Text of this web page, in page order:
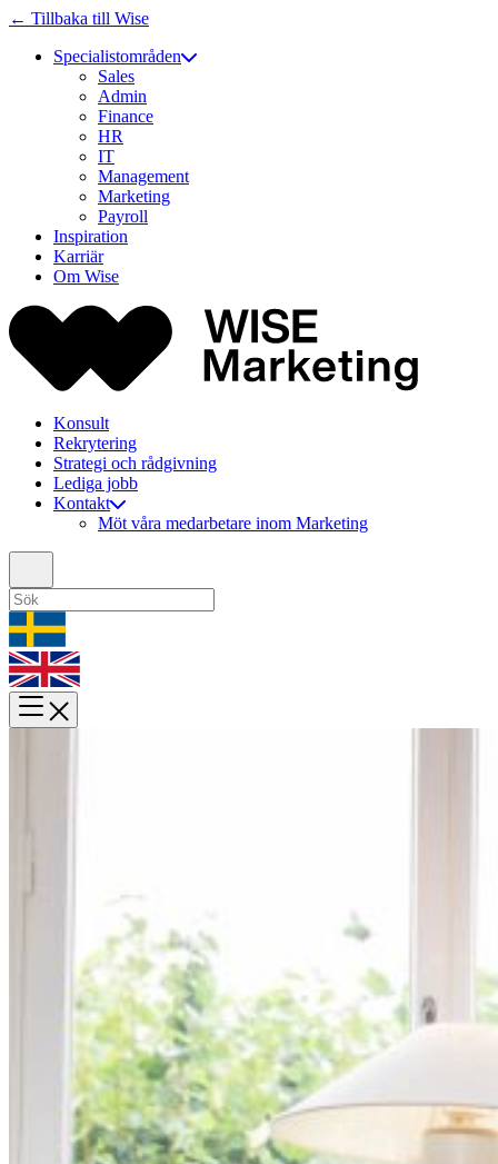
← Tillbaka till Wise
Specialistområden
Sales
Admin
Finance
HR
IT
Management
Marketing
Payroll
Inspiration
Karriär
Om Wise
Konsult
Rekrytering
Strategi och rådgivning
Lediga jobb
Kontakt
Möt våra medarbetare inom Marketing